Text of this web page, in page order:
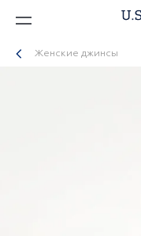
Женские джинсы